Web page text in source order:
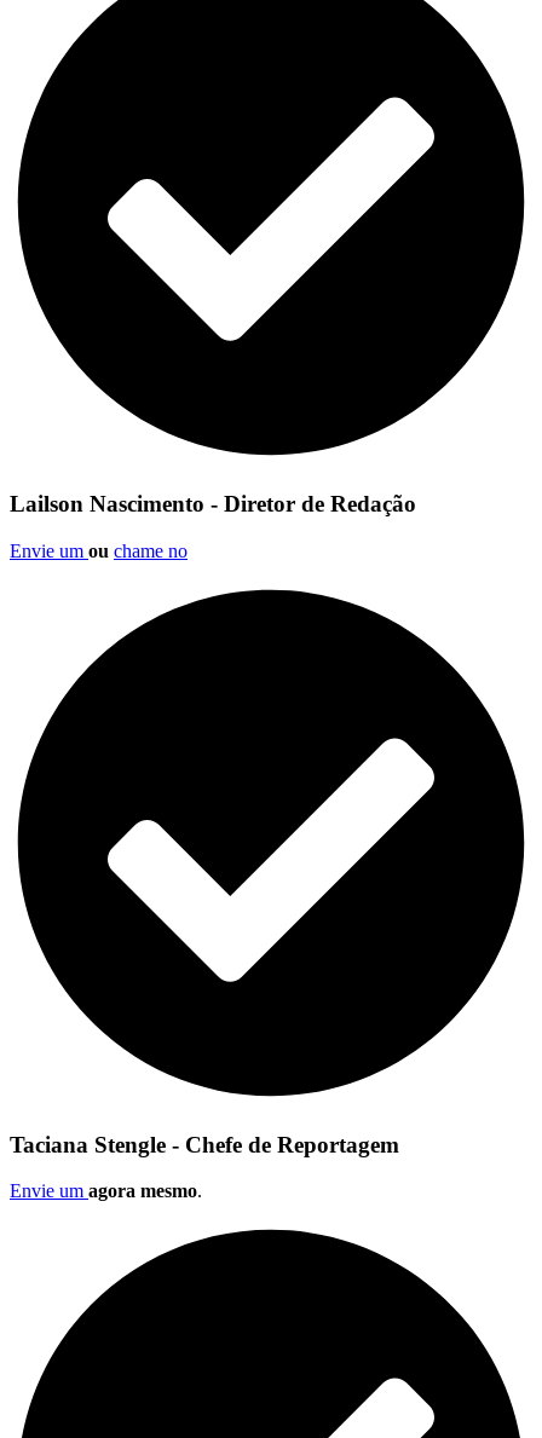
Lailson Nascimento - Diretor de Redação
Envie um ou chame no
Taciana Stengle - Chefe de Reportagem
Envie um agora mesmo.